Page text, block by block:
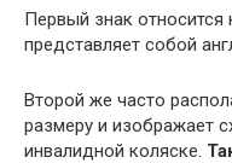
Первый знак относится
представляет собой
Второй же часто
размеру и изображает
инвалидной коляске.